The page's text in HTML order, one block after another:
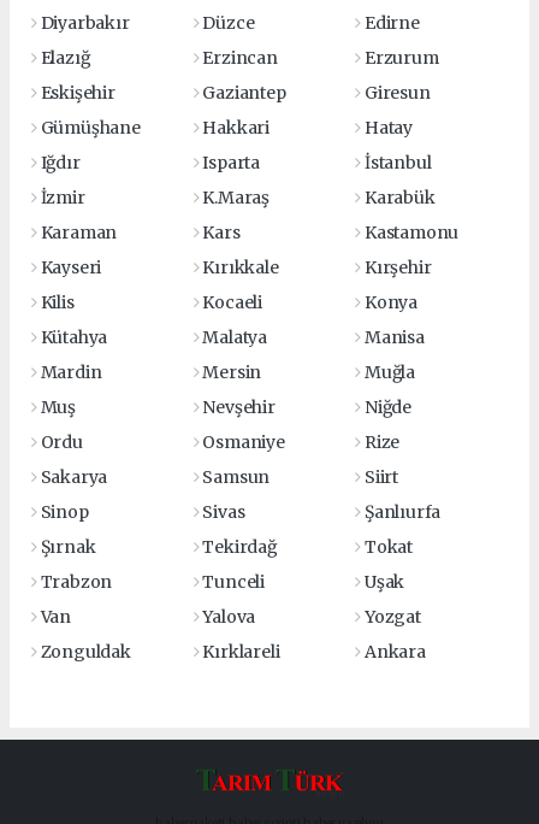
Diyarbakır
Düzce
Edirne
Elazığ
Erzincan
Erzurum
Eskişehir
Gaziantep
Giresun
Gümüşhane
Hakkari
Hatay
Iğdır
Isparta
İstanbul
İzmir
K.Maraş
Karabük
Karaman
Kars
Kastamonu
Kayseri
Kırıkkale
Kırşehir
Kilis
Kocaeli
Konya
Kütahya
Malatya
Manisa
Mardin
Mersin
Muğla
Muş
Nevşehir
Niğde
Ordu
Osmaniye
Rize
Sakarya
Samsun
Siirt
Sinop
Sivas
Şanlıurfa
Şırnak
Tekirdağ
Tokat
Trabzon
Tunceli
Uşak
Van
Yalova
Yozgat
Zonguldak
Kırklareli Ankara